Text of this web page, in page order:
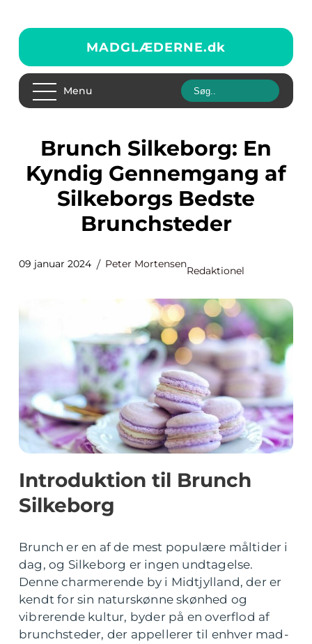
MADGLÆDERNE.dk
Menu
Brunch Silkeborg: En
Kyndig Gennemgang af
Silkeborgs Bedste
Brunchsteder
09 januar 2024 Peter Mortensen
Redaktionel
Introduktion til Brunch
Silkeborg
Brunch er en af de mest populære måltider i
dag, og Silkeborg er ingen undtagelse.
Denne charmerende by i Midtjylland, der er
kendt for sin naturskønne skønhed og
vibrerende kultur, byder på en overflod af
brunchsteder, der appellerer til enhver mad-